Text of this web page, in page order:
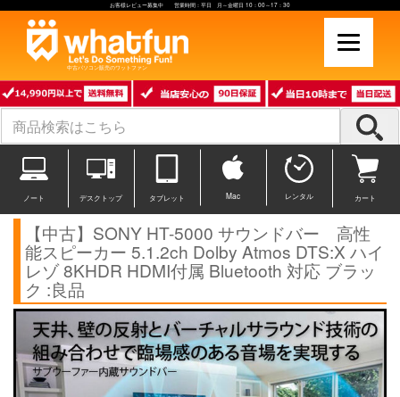
お客様レビュー募集中 営業時間：平日 月～金曜日 10：00～17：30
中古パソコン販売のワットファン
ノート デスクトップ タブレット Mac レンタル カート
【中古】SONY HT-5000 サウンドバー 高性
能スピーカー 5.1.2ch Dolby Atmos DTS:X ハイ
レゾ 8KHDR HDMI付属 Bluetooth 対応 ブラッ
ク :良品